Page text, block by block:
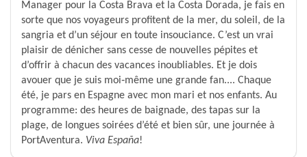
Manager pour la Costa Brava et la Costa Dorada, je fais en
sorte que nos voyageurs profitent de la mer, du soleil, de la
sangria et d’un séjour en toute insouciance. C’est un vrai
plaisir de dénicher sans cesse de nouvelles pépites et
d’offrir à chacun des vacances inoubliables. Et je dois
avouer que je suis moi‑même une grande fan.... Chaque
été, je pars en Espagne avec mon mari et nos enfants. Au
programme: des heures de baignade, des tapas sur la
plage, de longues soirées d’été et bien sûr, une journée à
PortAventura. Viva España!